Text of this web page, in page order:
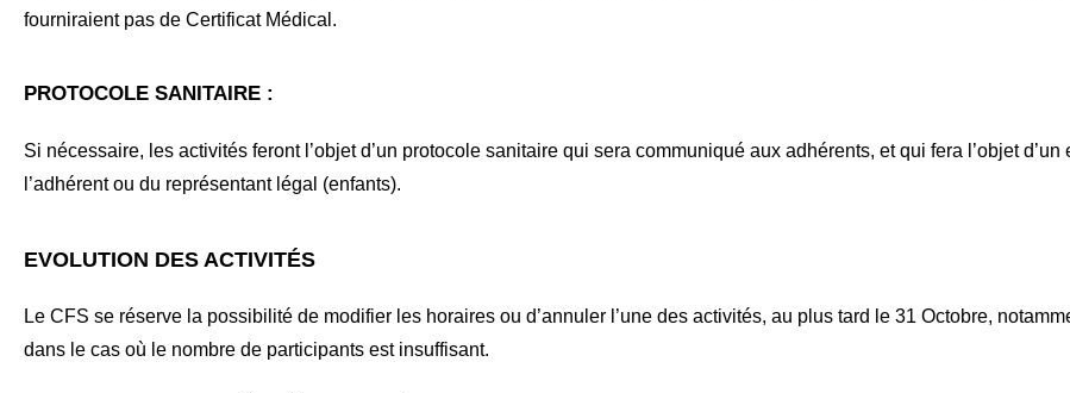
fourniraient pas de Certificat Médical.
PROTOCOLE SANITAIRE :
Si nécessaire, les activités feront l’objet d’un protocole sanitaire qui sera communiqué aux adhérents, et qui fera l’objet
l’adhérent ou du représentant légal (enfants).
EVOLUTION DES ACTIVITÉS
Le CFS se réserve la possibilité de modifier les horaires ou d’annuler l’une des activités, au plus tard le 31 Octobre,
dans le cas où le nombre de participants est insuffisant.